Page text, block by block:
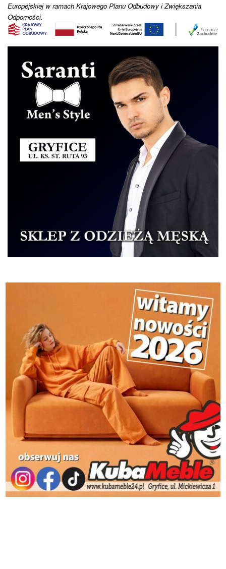
Europejskiej w ramach Krajowego Planu Odbudowy i Zwiększania
Odporności.